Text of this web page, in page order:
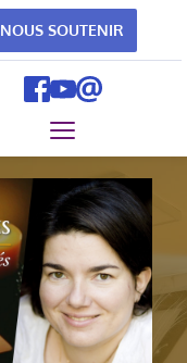
NOUS SOUTENIR